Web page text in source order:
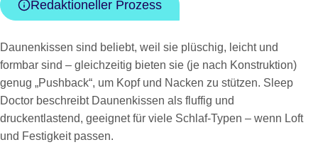
Redaktioneller Prozess
Daunenkissen sind beliebt, weil sie plüschig, leicht und
formbar sind – gleichzeitig bieten sie (je nach Konstruktion)
genug „Pushback“, um Kopf und Nacken zu stützen. Sleep
Doctor beschreibt Daunenkissen als fluffig und
druckentlastend, geeignet für viele Schlaf-Typen – wenn Loft
und Festigkeit passen.